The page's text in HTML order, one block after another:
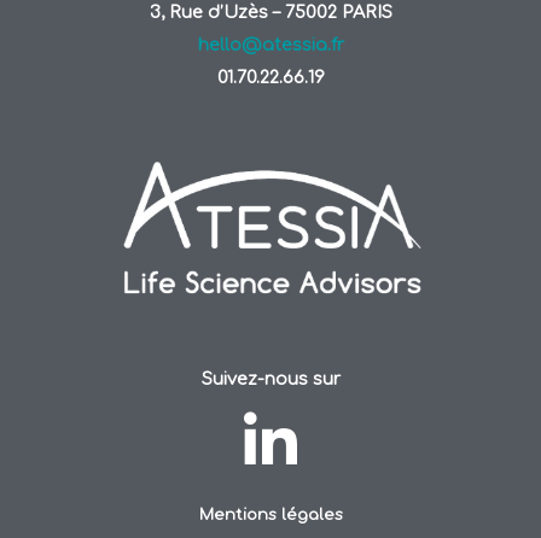
3, Rue d’Uzès – 75002 PARIS
hello@atessia.fr
01.70.22.66.19
Suivez-nous sur
Mentions légales